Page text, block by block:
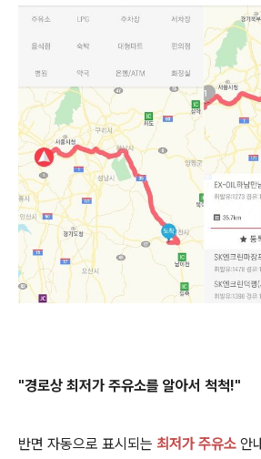
"경로상 최저가 주유소를 알아서 척척!"
반면 자동으로 표시되는 최저가 주유소 안